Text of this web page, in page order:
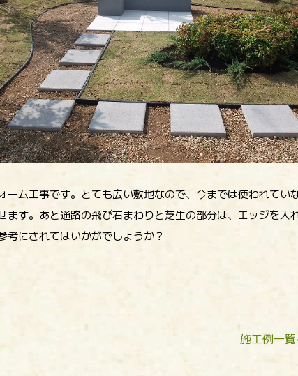
ーム工事です。とても広い敷地なので、今までは使われて
ます。あと通路の飛び石まわりと芝生の部分は、エッジを
考にされてはいかがでしょうか？
施工例一